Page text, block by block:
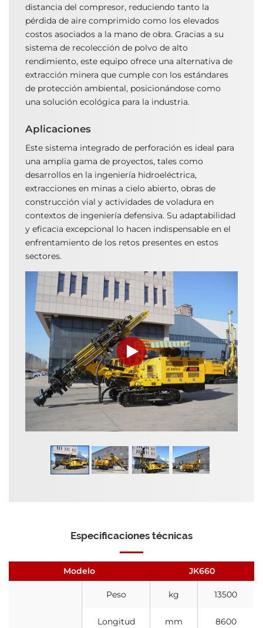
distancia del compresor, reduciendo tanto la
pérdida de aire comprimido como los elevados
costos asociados a la mano de obra. Gracias a su
sistema de recolección de polvo de alto
rendimiento, este equipo ofrece una alternativa de
extracción minera que cumple con los estándares
de protección ambiental, posicionándose como
una solución ecológica para la industria.
Aplicaciones
Este sistema integrado de perforación es ideal para
una amplia gama de proyectos, tales como
desarrollos en la ingeniería hidroeléctrica,
extracciones en minas a cielo abierto, obras de
construcción vial y actividades de voladura en
contextos de ingeniería defensiva. Su adaptabilidad
y eficacia excepcional lo hacen indispensable en el
enfrentamiento de los retos presentes en estos
sectores.
Especificaciones técnicas
Modelo JK660
Peso kg 13500
Longitud mm 8600